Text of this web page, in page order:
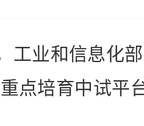
业和信息化部
点培育中试平